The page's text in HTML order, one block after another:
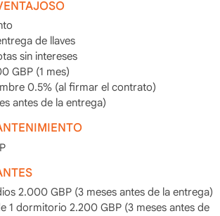
de llaves
sin intereses
GBP (1 mes)
0.5% (al firmar el contrato)
antes de la entrega)
2.000 GBP (3 meses antes de la entrega)
1 dormitorio 2.200 GBP (3 meses antes de